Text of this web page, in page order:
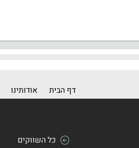
דף הבית אודותינו
כל השווקים